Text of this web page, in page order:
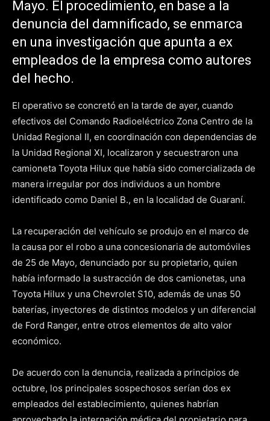
Mayo. El procedimiento, en base a la
denuncia del damnificado, se enmarca
en una investigación que apunta a ex
empleados de la empresa como autores
del hecho.
El operativo se concretó en la tarde de ayer, cuando
efectivos del Comando Radioeléctrico Zona Centro de la
Unidad Regional II, en coordinación con dependencias de
la Unidad Regional XI, localizaron y secuestraron una
camioneta Toyota Hilux que había sido comercializada de
manera irregular por dos individuos a un hombre
identificado como Daniel B., en la localidad de Guaraní.
La recuperación del vehículo se produjo en el marco de
la causa por el robo a una concesionaria de automóviles
de 25 de Mayo, denunciado por su propietario, quien
había informado la sustracción de dos camionetas, una
Toyota Hilux y una Chevrolet S10, además de unas 50
baterías, inyectores de distintos modelos y un diferencial
de Ford Ranger, entre otros elementos de alto valor
económico.
De acuerdo con la denuncia, realizada a principios de
octubre, los principales sospechosos serían dos ex
empleados del establecimiento, quienes habrían